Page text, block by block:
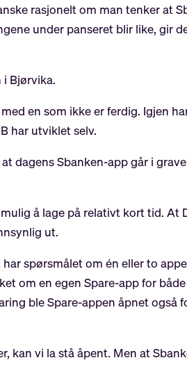
rasjonelt om man tenker at
under panseret blir like, gir
Bjørvika.
en som ikke er ferdig. Igjen
har utviklet selv.
dagens Sbanken-app går i
å lage på relativt kort tid. At
ut.
spørsmålet om én eller to
om en egen Spare-app for
ble Spare-appen åpnet også
kan vi la stå åpent. Men at